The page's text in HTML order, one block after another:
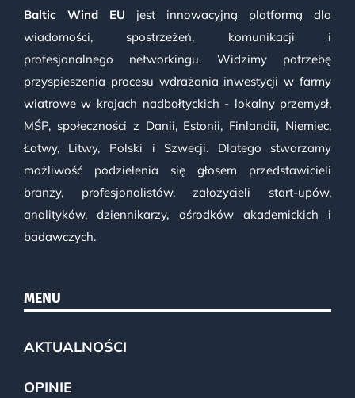
Baltic Wind EU jest innowacyjną platformą dla
wiadomości, spostrzeżeń, komunikacji i
profesjonalnego networkingu. Widzimy potrzebę
przyspieszenia procesu wdrażania inwestycji w farmy
wiatrowe w krajach nadbałtyckich - lokalny przemysł,
MŚP, społeczności z Danii, Estonii, Finlandii, Niemiec,
Łotwy, Litwy, Polski i Szwecji. Dlatego stwarzamy
możliwość podzielenia się głosem przedstawicieli
branży, profesjonalistów, założycieli start-upów,
analityków, dziennikarzy, ośrodków akademickich i
badawczych.
MENU
AKTUALNOŚCI
OPINIE